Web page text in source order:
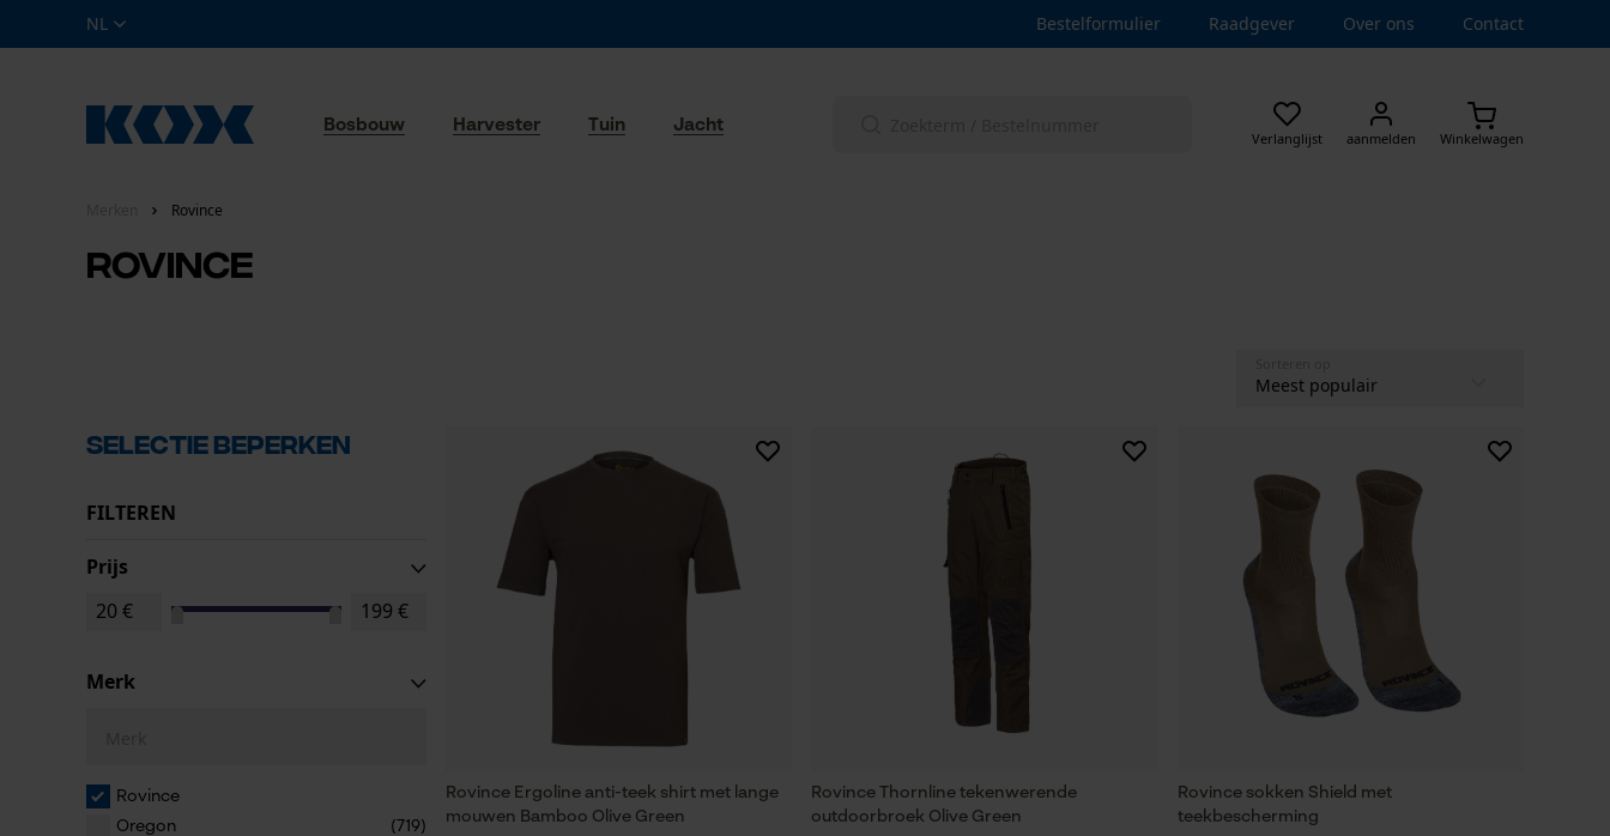
NL Bestelformulier Raadgever Over ons Contact
Verlanglijst aanmelden Winkelwagen
Bosbouw Harvester Tuin Jacht
Rovince
Rovince
Selectie beperken
FILTEREN
Prijs
Merk
Rovince
Oregon
(719)
Rovince Ergoline anti-teek shirt met lange
mouwen Bamboo Olive Green
Rovince Thornline tekenwerende
outdoorbroek Olive Green
Rovince sokken Shield met
teekbescherming